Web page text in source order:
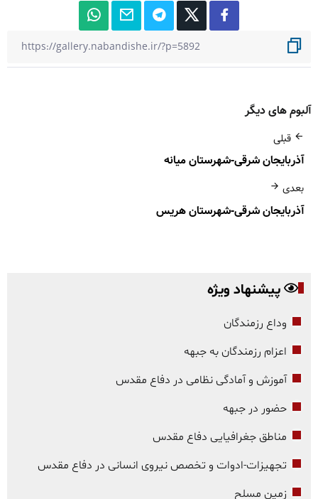
آلبوم های دیگر
قبلی
آذربایجان شرقی-شهرستان میانه
بعدی
آذربایجان شرقی-شهرستان هریس
پیشنهاد ویژه
وداع رزمندگان
اعزام رزمندگان به جبهه
آموزش و آمادگی نظامی در دفاع مقدس
حضور در جبهه
مناطق جغرافیایی دفاع مقدس
تجهیزات-ادوات و تخصص نیروی انسانی در دفاع مقدس
زمین مسلح